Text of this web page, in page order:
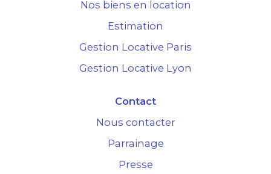
Nos biens en location
Estimation
Gestion Locative Paris
Gestion Locative Lyon
Contact
Nous contacter
Parrainage
Presse